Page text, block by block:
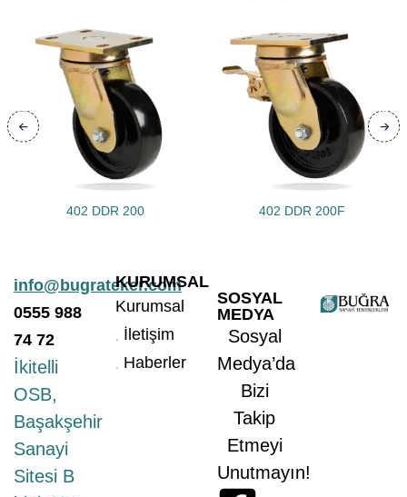
402 DDR 200 402 DDR 200F
info@bugrateker.com
0555 988
74 72
İkitelli
OSB,
Başakşehir
Sanayi
Sitesi B
KURUMSAL
Kurumsal
İletişim
Haberler
SOSYAL
MEDYA
Sosyal
Medya’da
Bizi
Takip
Etmeyi
Unutmayın!